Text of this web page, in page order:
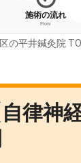
施術の流れ
Flow
の平井鍼灸院
自律神